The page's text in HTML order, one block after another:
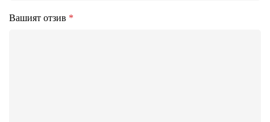
Вашият отзив *